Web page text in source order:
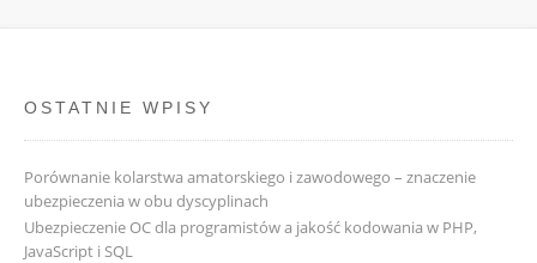
OSTATNIE WPISY
Porównanie kolarstwa amatorskiego i zawodowego – znaczenie
ubezpieczenia w obu dyscyplinach
Ubezpieczenie OC dla programistów a jakość kodowania w PHP,
JavaScript i SQL